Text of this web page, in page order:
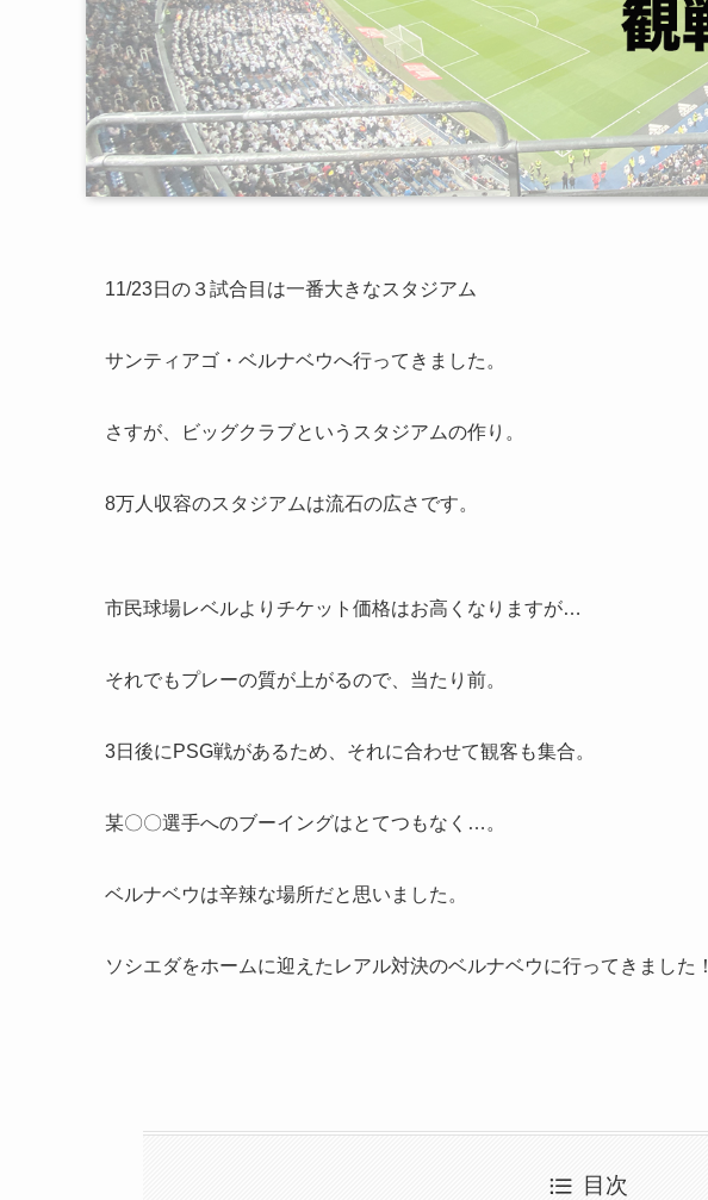
11/23日の３試合目は一番大きなスタジアム
サンティアゴ・ベルナベウへ行ってきました。
さすが、ビッグクラブというスタジアムの作り。
8万人収容のスタジアムは流石の広さです。
市民球場レベルよりチケット価格はお高くなりますが…
それでもプレーの質が上がるので、当たり前。
3日後にPSG戦があるため、それに合わせて観客も集合。
某〇〇選手へのブーイングはとてつもなく…。
ベルナベウは辛辣な場所だと思いました。
ソシエダをホームに迎えたレアル対決のベルナベウに行ってきました！
目次